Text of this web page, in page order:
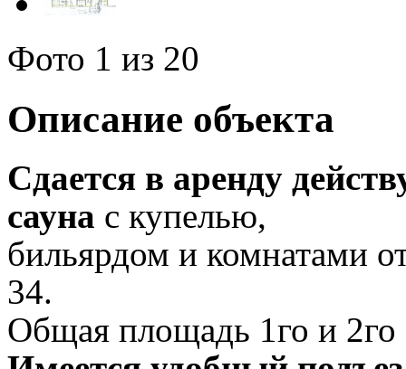
Фото 1 из 20
Описание объекта
Сдается в аренду
сауна с купелью,
бильярдом и комнатами
34.
Общая площадь 1го и